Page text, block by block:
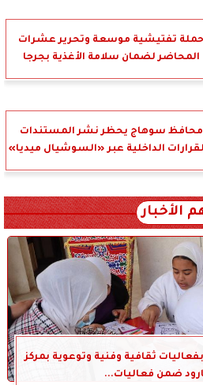
حملة تفتيشية موسعة وتحرير عشرات
المحاضر لضمان سلامة الأغذية بجرجا
محافظ سوهاج يحظر نشر المستندات
الداخلية عبر «السوشيال ميديا»
الأخبار
ثقافية وفنية وتوعوية بمركز
ضمن فعاليات...